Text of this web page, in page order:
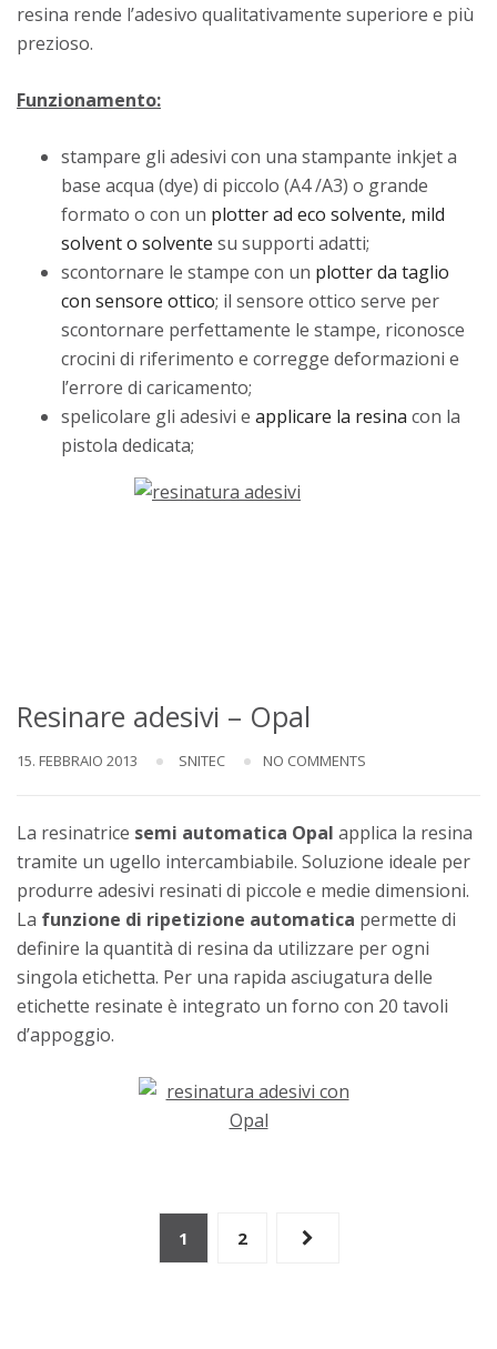
resina rende l’adesivo qualitativamente superiore e più
prezioso.
Funzionamento:
stampare gli adesivi con una stampante inkjet a
base acqua (dye) di piccolo (A4 /A3) o grande
formato o con un plotter ad eco solvente, mild
solvent o solvente su supporti adatti;
scontornare le stampe con un plotter da taglio
con sensore ottico; il sensore ottico serve per
scontornare perfettamente le stampe, riconosce
crocini di riferimento e corregge deformazioni e
l’errore di caricamento;
spelicolare gli adesivi e applicare la resina con la
pistola dedicata;
Resinare adesivi – Opal
15. FEBBRAIO 2013 SNITEC NO COMMENTS
La resinatrice semi automatica Opal applica la resina
tramite un ugello intercambiabile. Soluzione ideale per
produrre adesivi resinati di piccole e medie dimensioni.
La funzione di ripetizione automatica permette di
definire la quantità di resina da utilizzare per ogni
singola etichetta. Per una rapida asciugatura delle
etichette resinate è integrato un forno con 20 tavoli
d’appoggio.
Navigazione
1 2